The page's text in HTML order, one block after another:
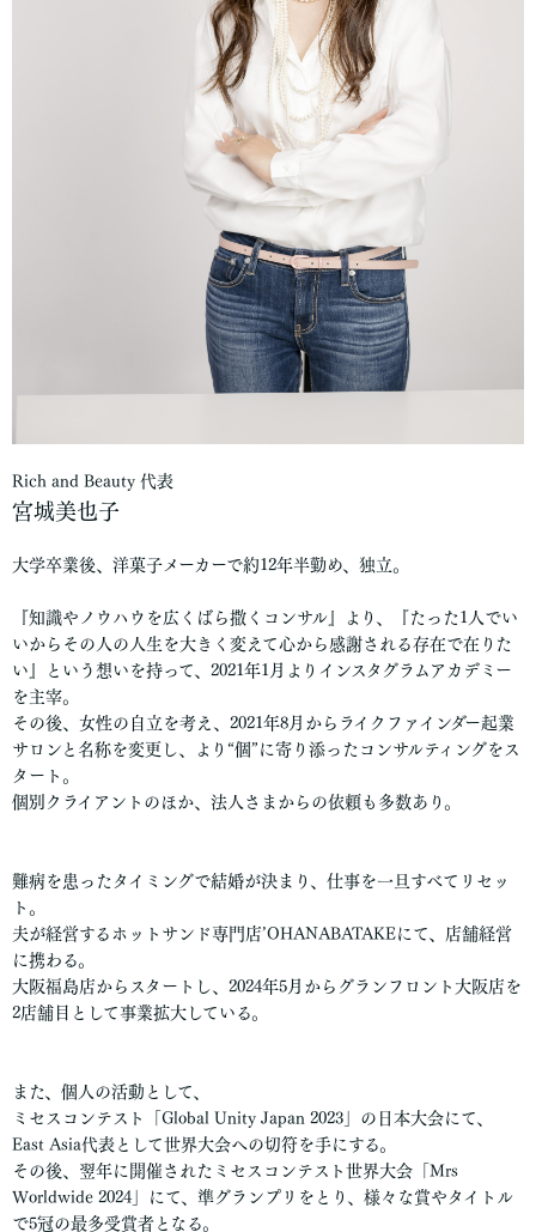
Rich and Beauty 代表
宮城美也子
大学卒業後、洋菓子メーカーで約12年半勤め、独立。
『知識やノウハウを広くばら撒くコンサル』より、『たった1人でい
いからその人の人生を大きく変えて心から感謝される存在で在りた
い』という想いを持って、2021年1月よりインスタグラムアカデミー
を主宰。
その後、女性の自立を考え、2021年8月からライクファインダー起業
サロンと名称を変更し、より“個”に寄り添ったコンサルティングをス
タート。
個別クライアントのほか、法人さまからの依頼も多数あり。
難病を患ったタイミングで結婚が決まり、仕事を一旦すべてリセッ
ト。
夫が経営するホットサンド専門店’OHANABATAKEにて、店舗経営
に携わる。
大阪福島店からスタートし、2024年5月からグランフロント大阪店を
2店舗目として事業拡大している。
また、個人の活動として、
ミセスコンテスト「Global Unity Japan 2023」の日本大会にて、
East Asia代表として世界大会への切符を手にする。
その後、翌年に開催されたミセスコンテスト世界大会「Mrs
Worldwide 2024」にて、準グランプリをとり、様々な賞やタイトル
で5冠の最多受賞者となる。